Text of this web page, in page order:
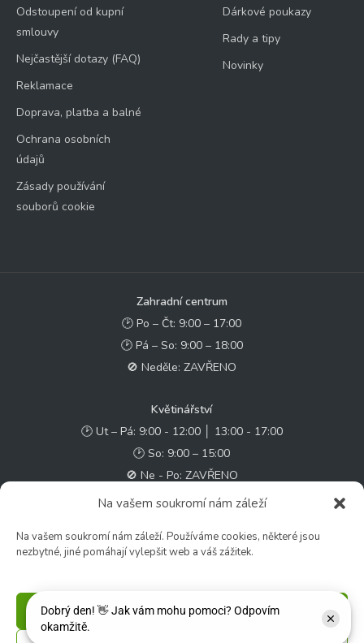
Na vašem soukromí nám záleží
Na vašem soukromí nám záleží. Používáme cookies, některé jsou
nezbytné, jiné pomáhají vylepšit web a váš zážitek.
Příjmout
Odstoupení od kupní
smlouvy
Nejčastější dotazy (FAQ)
Reklamace
Doprava, platba a balné
Ochrana osobních
údajů
Zásady používání
souborů cookie
Dárkové poukazy
Rady a tipy
Novinky
Zahradní centrum
🕑 Po – Čt: 9:00 – 17:00
🕑 Pá – So: 9:00 – 18:00
🚫 Neděle: ZAVŘENO
Květinářství
🕑 Ut – Pá: 9:00 - 12:00 │ 13:00 - 17:00
🕑 So: 9:00 – 15:00
🚫 Ne - Po: ZAVŘENO
✉️ e-shop@zcstrakovo.cz